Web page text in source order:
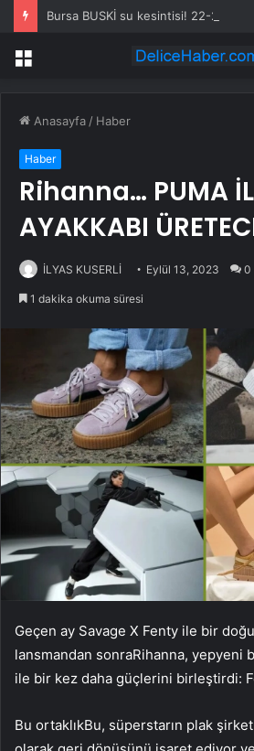
Menü
Anasayfa / Haber
Haber
Rihanna… PUMA
AYAKKABI
İLYAS KUSERLİ Eylül 13, 2023 0
1 dakika okuma süresi
Geçen ay Savage X Fenty ile bir
lansmandan sonraRihanna, yepyeni
ile bir kez daha güçlerini birleştirdi:
Bu ortaklıkBu, süperstarın plak